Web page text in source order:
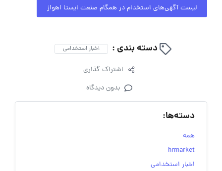
لیست آگهی‌های استخدام در همگام صنعت ایستا اهواز
دسته بندی : اخبار استخدامی
اشتراک گذاری
بدون دیدگاه
دسته‌ها:
همه
hrmarket
اخبار استخدامی